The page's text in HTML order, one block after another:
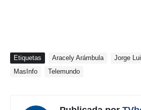
Etiquetas Aracely Arámbula Jorge
MasInfo
Telemundo